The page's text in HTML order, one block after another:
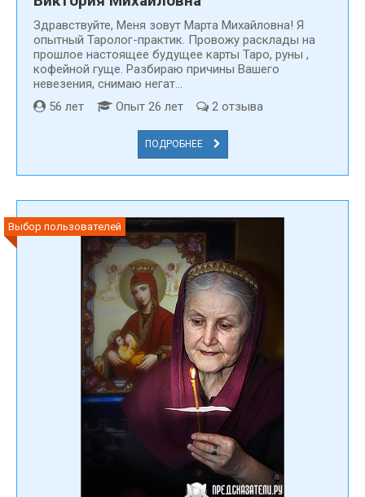
Здравствуйте, Меня зовут Марта Михайловна! Я
опытный Таролог-практик. Провожу расклады на
прошлое настоящее будущее карты Таро, руны ,
кофейной гуще. Разбираю причины Вашего
невезения, снимаю негат...
56 лет
Опыт 26 лет 2 отзыва
ПОДРОБНЕЕ
Выбор пользователей